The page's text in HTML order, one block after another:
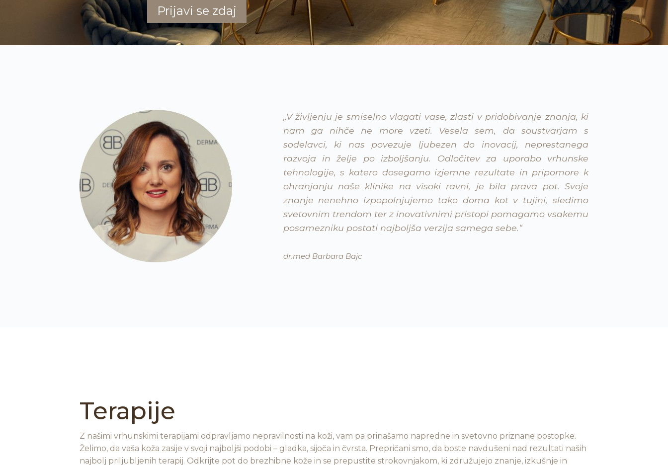
Prijavi se zdaj
„V življenju je smiselno vlagati vase, zlasti v pridobivanje znanja, ki
nam ga nihče ne more vzeti. Vesela sem, da soustvarjam s
sodelavci, ki nas povezuje ljubezen do inovacij, neprestanega
razvoja in želje po izboljšanju. Odločitev za uporabo vrhunske
tehnologije, s katero dosegamo izjemne rezultate in pripomore k
ohranjanju naše klinike na visoki ravni, je bila prava pot. Svoje
znanje nenehno izpopolnjujemo tako doma kot v tujini, sledimo
svetovnim trendom ter z inovativnimi pristopi pomagamo vsakemu
posamezniku postati najboljša verzija samega sebe.“
dr.med Barbara Bajc
Terapije
Z našimi vrhunskimi terapijami odpravljamo nepravilnosti na koži, vam pa prinašamo napredne in svetovno priznane postopke.
Želimo, da vaša koža zasije v svoji najboljši podobi – gladka, sijoča in čvrsta. Prepričani smo, da boste navdušeni nad rezultati naših
najbolj priljubljenih terapij. Odkrijte pot do brezhibne kože in se prepustite strokovnjakom, ki združujejo znanje, izkušnje in